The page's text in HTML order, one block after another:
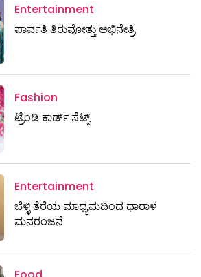
Entertainment
ಪಾರ್ವತಿ ತಿರುವೋತ್ತು ಅಭಿನೇತ್ರಿ
Fashion
ಟ್ರೆಂಡಿ ಕಾರ್ಡ್‌ ಸೆಟ್ಸ್
Entertainment
ಬೆಳ್ಳಿ ತೆರೆಯ ಮಾಧ್ಯಮದಿಂದ ಧಾರಾಳ
ಮನರಂಜನೆ